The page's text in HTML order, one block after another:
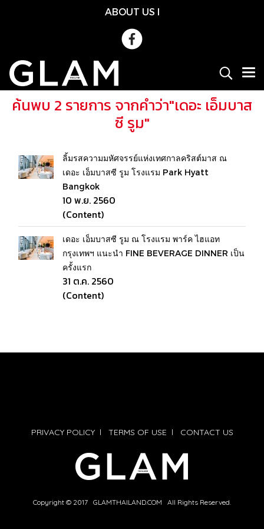
ABOUT US l
ค้นพบ 2 รายการ จากคำว่า"เดอะ เอ็มบาส
ซี รูม"
ลิ้มรสความมหัศจรรย์แห่งเทศกาลคริสต์มาส ณ
เดอะ เอ็มบาสซี รูม โรงแรม Park Hyatt
Bangkok
10 พ.ย. 2560
(Content)
เดอะ เอ็มบาสซี รูม ณ โรงแรม พาร์ค ไฮแอท
กรุงเทพฯ แนะนำ FINE BEVERAGE DINNER เป็น
ครั้งแรก
31 ต.ค. 2560
(Content)
PRIVACY POLICYl TERMS OF USE l CONTACT US
Copyright © 2017 GLAMTHAILAND.COM All Rights Reserved.